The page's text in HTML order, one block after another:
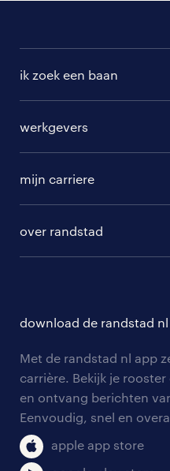
vacatures in
ik zoek een baan
randstad professional
werkgevers
hr-diensten
tarieven
personeel gezocht
aanmelden nieuwsbrief
mijn carriere
solliciteren
blogs en artikelen
salarischecker
bruto-netto calculator
over randstad
onze vestigingen
pers
download de randstad
Met de randstad nl app
carrière. Bekijk je
en ontvang berichten
Eenvoudig, snel en
apple app store